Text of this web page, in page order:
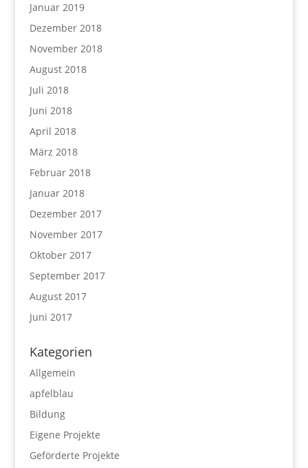
Januar 2019
Dezember 2018
November 2018
August 2018
Juli 2018
Juni 2018
April 2018
März 2018
Februar 2018
Januar 2018
Dezember 2017
November 2017
Oktober 2017
September 2017
August 2017
Juni 2017
Kategorien
Allgemein
apfelblau
Bildung
Eigene Projekte
Geförderte Projekte